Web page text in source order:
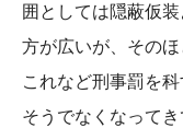
囲としては隠蔽仮
方が広いが、そのほ
これなど刑事罰を
そうでなくなってき